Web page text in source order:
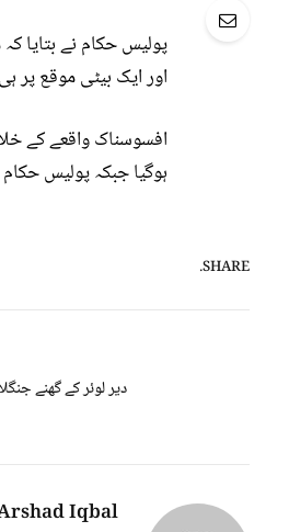
پولیس حکام نے بتایا
اور ایک بیٹی موقع پر
افسوسناک واقعے کے
ہوگیا جبکہ پولیس
SHARE.
دیر لوئر کے گھنے
Iqbal